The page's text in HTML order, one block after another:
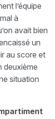
l’équipe
à
avait bien
un
au score et
deuxième
situation